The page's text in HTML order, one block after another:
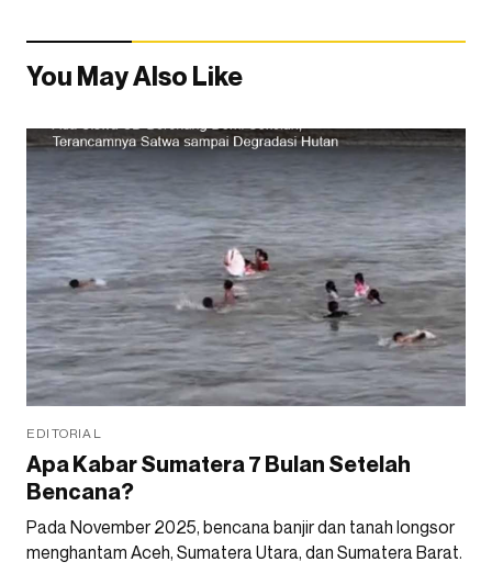
You May Also Like
EDITORIAL
Apa Kabar Sumatera 7 Bulan Setelah
Bencana?
Pada November 2025, bencana banjir dan tanah longsor
menghantam Aceh, Sumatera Utara, dan Sumatera Barat.